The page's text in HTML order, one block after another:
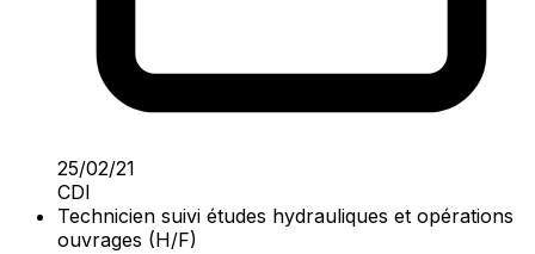
25/02/21
CDI
Technicien suivi études hydrauliques et opérations
ouvrages (H/F)